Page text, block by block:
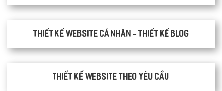
Thiết kế website cá nhân - Thiết kế blog
Thiết kế website theo yêu cầu